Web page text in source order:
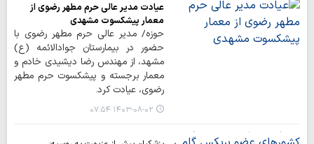
عیادت مدیر عالی حرم مطهر رضوی از
معمار پیشکسوت مشهدی
حوزه/ مدیر عالی حرم مطهر رضوی با
حضور در بیمارستان جوادالائمه (ع)
مشهد، از مهندس رضا دیشیدی خادم و
معمار برجسته و پیشکسوت حرم مطهر
رضوی، عیادت کرد.
۱۴۰۳-۰۸-۰۲ ۰۷:۵۴